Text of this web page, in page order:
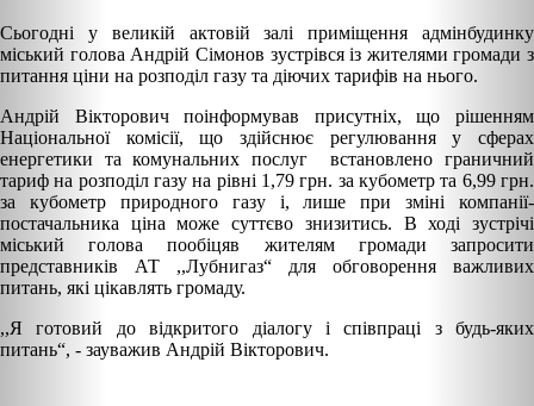
Сьогодні у великій актовій залі приміщення адмінбудинку
міський голова Андрій Сімонов зустрівся із жителями громади з
питання ціни на розподіл газу та діючих тарифів на нього.
Андрій Вікторович поінформував присутніх, що рішенням
Національної комісії, що здійснює регулювання у сферах
енергетики та комунальних послуг встановлено граничний
тариф на розподіл газу на рівні 1,79 грн. за кубометр та 6,99 грн.
за кубометр природного газу і, лише при зміні компанії-
постачальника ціна може суттєво знизитись. В ході зустрічі
міський голова пообіцяв жителям громади запросити
представників АТ ,,Лубнигаз“ для обговорення важливих
питань, які цікавлять громаду.
,,Я готовий до відкритого діалогу і співпраці з будь-яких
питань“, - зауважив Андрій Вікторович.